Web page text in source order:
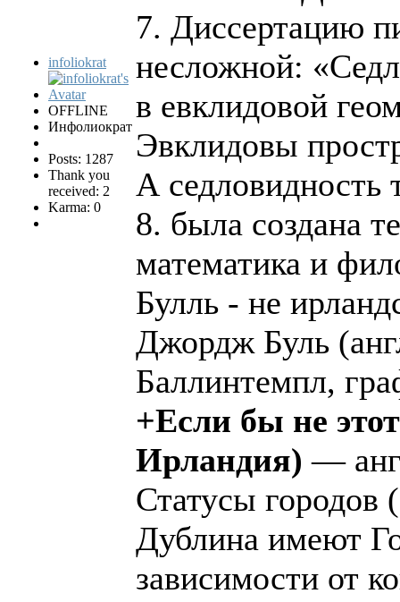
infoliokrat
OFFLINE
Инфолиократ
Posts: 1287
Thank you
received: 2
Karma: 0
7. Диссертацию
несложной:
в евклидовой
Эвклидовы
А седловидность
8. была создана
математика и
Булль - не
Джордж Буль
Баллинтемпл,
+Если бы не
Ирландия) —
Статусы городов
Дублина имеют
зависимости от